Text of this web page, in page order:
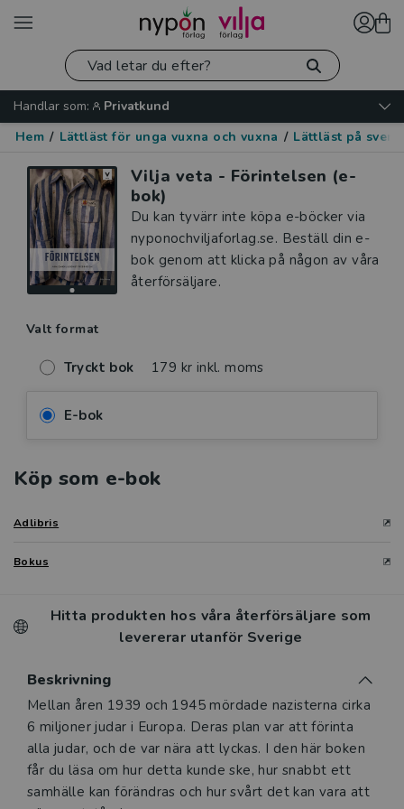
Handlar som:
Privatkund
Hem / Lättläst för unga vuxna och vuxna / Lättläst på
Vilja veta - Förintelsen (e-
bok)
Du kan tyvärr inte köpa e-böcker via
nyponochviljaforlag.se. Beställ din e-
bok genom att klicka på någon av våra
återförsäljare.
Valt format
Tryckt bok 179 kr inkl. moms
E-bok
Köp som e-bok
Adlibris
Bokus
Hitta produkten hos våra återförsäljare som
levererar utanför Sverige
Beskrivning
Beskrivning
Mellan åren 1939 och 1945 mördade nazisterna cirka
6 miljoner judar i Europa. Deras plan var att förinta
alla judar, och de var nära att lyckas. I den här boken
får du läsa om hur detta kunde ske, hur snabbt ett
samhälle kan förändras och hur svårt det kan vara att